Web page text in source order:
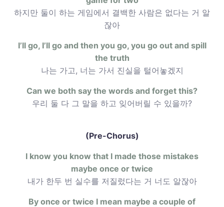
하지만 둘이 하는 게임에서 결백한 사람은 없다는 거 알
잖아
I’ll go, I’ll go and then you go, you go out and spill
the truth
나는 가고, 너는 가서 진실을 털어놓겠지
Can we both say the words and forget this?
우리 둘 다 그 말을 하고 잊어버릴 수 있을까?
(Pre-Chorus)
I know you know that I made those mistakes
maybe once or twice
내가 한두 번 실수를 저질렀다는 거 너도 알잖아
By once or twice I mean maybe a couple of